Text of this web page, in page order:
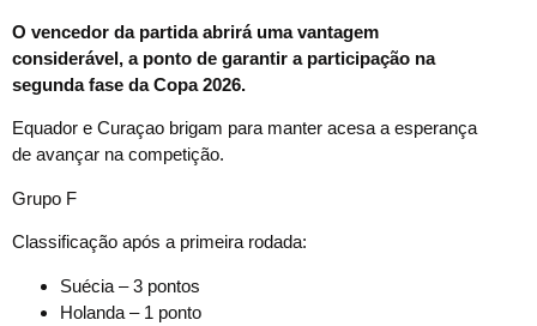
O vencedor da partida abrirá uma vantagem
considerável, a ponto de garantir a participação na
segunda fase da Copa 2026.
Equador e Curaçao brigam para manter acesa a esperança
de avançar na competição.
Grupo F
Classificação após a primeira rodada:
Suécia – 3 pontos
Holanda – 1 ponto